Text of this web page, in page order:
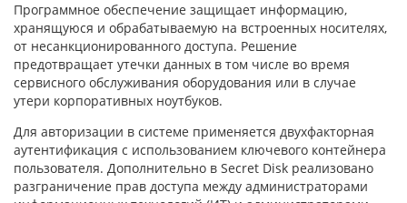
Программное обеспечение защищает информацию,
хранящуюся и обрабатываемую на встроенных носителях,
от несанкционированного доступа. Решение
предотвращает утечки данных в том числе во время
сервисного обслуживания оборудования или в случае
утери корпоративных ноутбуков.
Для авторизации в системе применяется двухфакторная
аутентификация с использованием ключевого контейнера
пользователя. Дополнительно в Secret Disk реализовано
разграничение прав доступа между администраторами